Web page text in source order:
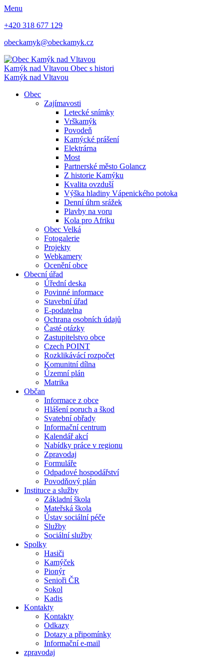
Menu
+420 318 677 129
obeckamyk@obeckamyk.cz
Kamýk nad Vltavou Obec s histori
Kamýk nad Vltavou
Obec
Zajímavosti
Letecké snímky
Vrškamýk
Povodeň
Kamýcké prášení
Elektrárna
Most
Partnerské město Golancz
Z historie Kamýku
Kvalita ovzduší
Výška hladiny Vápenického potoka
Denní úhrn srážek
Plavby na voru
Kola pro Afriku
Obec Velká
Fotogalerie
Projekty
Webkamery
Ocenění obce
Obecní úřad
Úřední deska
Povinné informace
Stavební úřad
E-podatelna
Ochrana osobních údajů
Časté otázky
Zastupitelstvo obce
Czech POINT
Rozklikávácí rozpočet
Komunitní dílna
Územní plán
Matrika
Občan
Informace z obce
Hlášení poruch a škod
Svatební obřady
Informační centrum
Kalendář akcí
Nabídky práce v regionu
Zpravodaj
Formuláře
Odpadové hospodářství
Povodňový plán
Instituce a služby
Základní škola
Mateřská škola
Ústav sociální péče
Služby
Sociální služby
Spolky
Hasiči
Kamýček
Pionýr
Senioři ČR
Sokol
Kadis
Kontakty
Kontakty
Odkazy
Dotazy a připomínky
Informační e-mail
zpravodaj